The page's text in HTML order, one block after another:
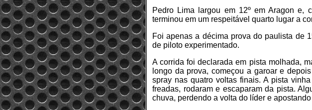
Pedro Lima largou em 12º em Aragon e,
terminou em um respeitável quarto lugar a
Foi apenas a décima prova do paulista de
de piloto experimentado.
A corrida foi declarada em pista molhada,
longo da prova, começou a garoar e
spray nas quatro voltas finais. A pista
freadas, rodaram e escaparam da pista.
chuva, perdendo a volta do líder e